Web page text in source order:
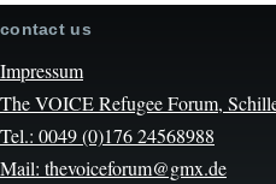
contact us
Impressum
The VOICE Refugee Forum,
Tel.: 0049 (0)176 24568988
Mail: thevoiceforum@gmx.de